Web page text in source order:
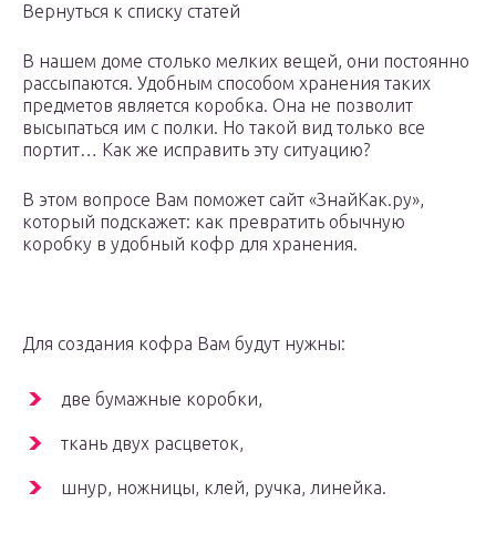
Вернуться к списку статей
В нашем доме столько мелких вещей, они постоянно
рассыпаются. Удобным способом хранения таких
предметов является коробка. Она не позволит
высыпаться им с полки. Но такой вид только все
портит… Как же исправить эту ситуацию?
В этом вопросе Вам поможет сайт «ЗнайКак.ру»,
который подскажет: как превратить обычную
коробку в удобный кофр для хранения.
Для создания кофра Вам будут нужны:
две бумажные коробки,
ткань двух расцветок,
шнур, ножницы, клей, ручка, линейка.